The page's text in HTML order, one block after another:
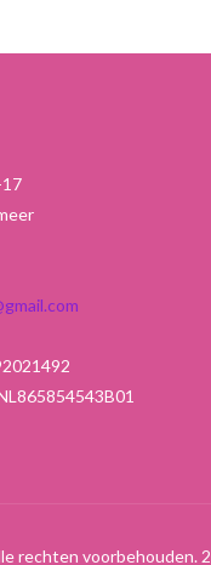
rechten voorbehouden.